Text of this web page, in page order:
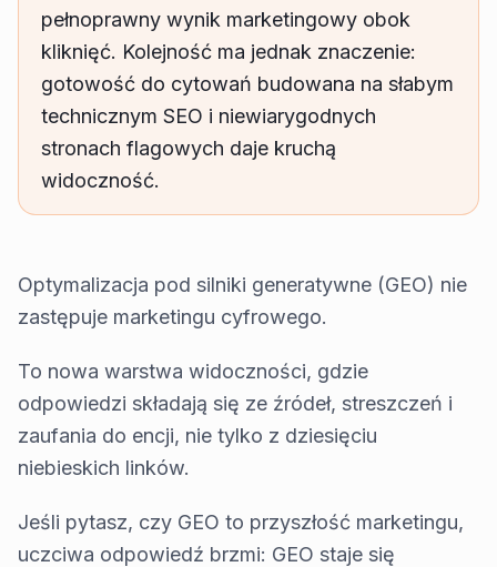
pełnoprawny wynik marketingowy obok
kliknięć. Kolejność ma jednak znaczenie:
gotowość do cytowań budowana na słabym
technicznym SEO i niewiarygodnych
stronach flagowych daje kruchą
widoczność.
Optymalizacja pod silniki generatywne (GEO) nie
zastępuje marketingu cyfrowego.
To nowa warstwa widoczności, gdzie
odpowiedzi składają się ze źródeł, streszczeń i
zaufania do encji, nie tylko z dziesięciu
niebieskich linków.
Jeśli pytasz, czy GEO to przyszłość marketingu,
uczciwa odpowiedź brzmi: GEO staje się